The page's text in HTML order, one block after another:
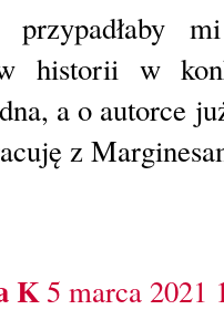
przypadłaby
historii w
a o autorce
z
K5 marca 2021